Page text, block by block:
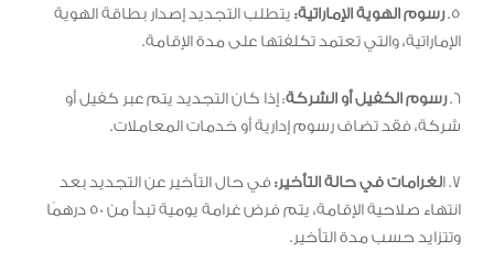
5. رسوم الهوية الإماراتية: يتطلب التجديد إصدار بطاقة الهوية
الإماراتية، والتي تعتمد تكلفتها على مدة الإقامة.
6. رسوم الكفيل أو الشركة: إذا كان التجديد يتم عبر كفيل أو
شركة، فقد تضاف رسوم إدارية أو خدمات المعاملات.
7. ا لغرامات في حالة التأخير:في حال التأخير عن التجديد بعد
انتهاء صلاحية الإقامة، يتم فرض غرامة يومية تبدأ من 50 درهمًا
وتتزايد حسب مدة التأخير.